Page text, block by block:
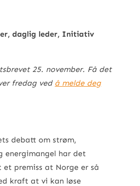
daglig leder, Initiativ
25. november. Få det
fredag ved å melde deg
debatt om strøm,
energimangel har det
premiss at Norge er så
kraft at vi kan løse